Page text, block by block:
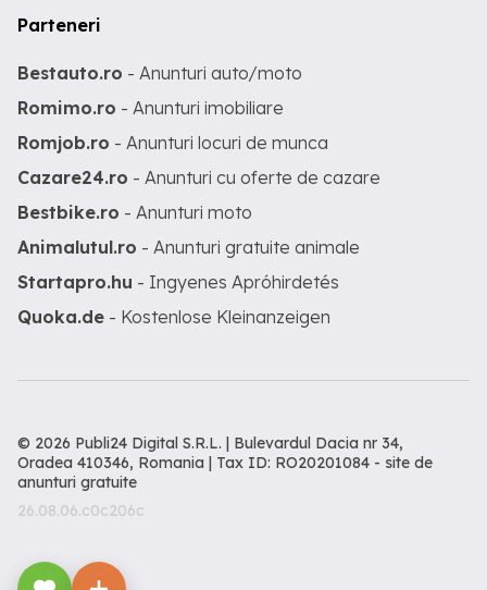
Parteneri
Bestauto.ro - Anunturi auto/moto
Romimo.ro - Anunturi imobiliare
Romjob.ro - Anunturi locuri de munca
Cazare24.ro - Anunturi cu oferte de cazare
Bestbike.ro - Anunturi moto
Animalutul.ro - Anunturi gratuite animale
Startapro.hu - Ingyenes Apróhirdetés
Quoka.de - Kostenlose Kleinanzeigen
© 2026 Publi24 Digital S.R.L. | Bulevardul Dacia nr 34,
Oradea 410346, Romania | Tax ID: RO20201084 - site de
anunturi gratuite
26.08.06.c0c206c